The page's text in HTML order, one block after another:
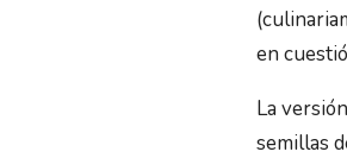
en
La
semillas